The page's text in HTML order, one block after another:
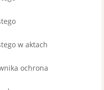
w aktach
ochrona